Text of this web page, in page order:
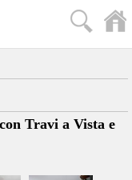
Travi a Vista e